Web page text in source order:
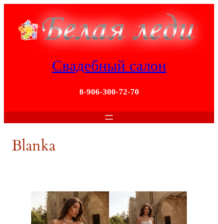
содержимому
Свадебный салон
8-906-300-72-70
Blanka